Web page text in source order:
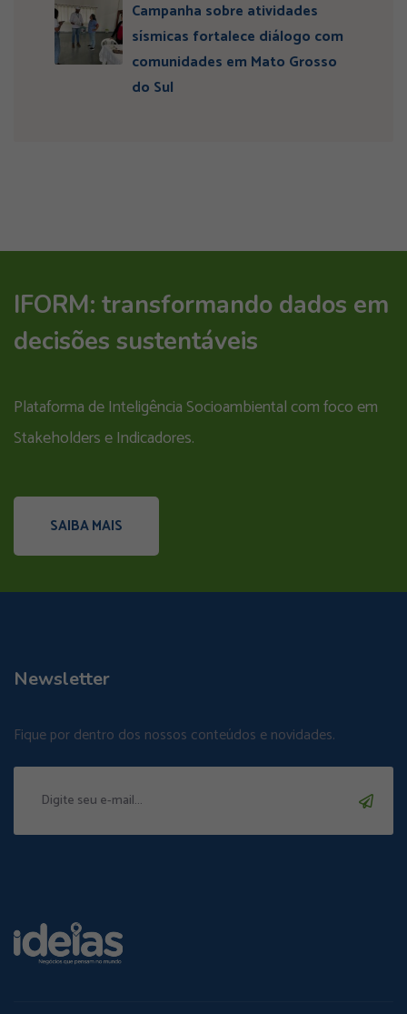
Campanha sobre atividades
sísmicas fortalece diálogo com
comunidades em Mato Grosso
do Sul
IFORM: transformando dados em
decisões sustentáveis
Plataforma de Inteligência Socioambiental com foco em
Stakeholders e Indicadores.
SAIBA MAIS
Newsletter
Fique por dentro dos nossos conteúdos e novidades.